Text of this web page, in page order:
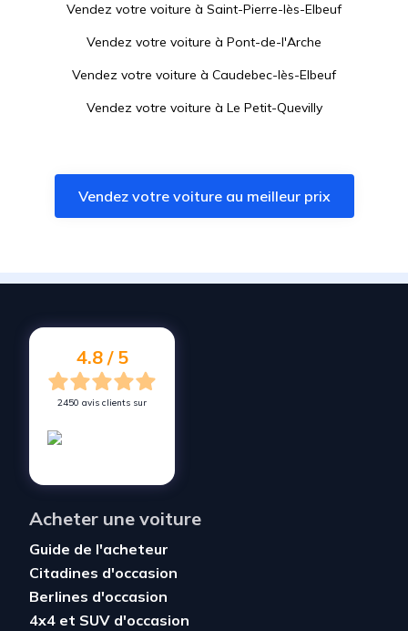
Vendez votre voiture à Saint-Pierre-lès-Elbeuf
Vendez votre voiture à Pont-de-l'Arche
Vendez votre voiture à Caudebec-lès-Elbeuf
Vendez votre voiture à Le Petit-Quevilly
Vendez votre voiture àElbeuf
Vendez votre voiture àBonsecours
Vendez votre voiture à
Vendez votre voiture au meilleur prix
4.8 / 5
2450 avis clients sur
Acheter une voiture
Guide de l'acheteur
Citadines d'occasion
Berlines d'occasion
4x4 et SUV d'occasion